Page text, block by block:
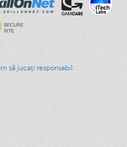
să jucați responsabil